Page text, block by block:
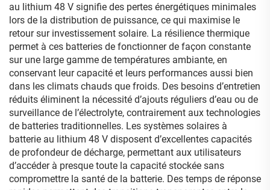
au lithium 48 V signifie des pertes énergétiques minimales
lors de la distribution de puissance, ce qui maximise le
retour sur investissement solaire. La résilience thermique
permet à ces batteries de fonctionner de façon constante
sur une large gamme de températures ambiante, en
conservant leur capacité et leurs performances aussi bien
dans les climats chauds que froids. Des besoins d’entretien
réduits éliminent la nécessité d’ajouts réguliers d’eau ou de
surveillance de l’électrolyte, contrairement aux technologies
de batteries traditionnelles. Les systèmes solaires à
batterie au lithium 48 V disposent d’excellentes capacités
de profondeur de décharge, permettant aux utilisateurs
d’accéder à presque toute la capacité stockée sans
compromettre la santé de la batterie. Des temps de réponse